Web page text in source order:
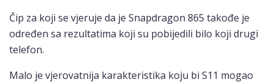
Čip za koji se vjeruje da je Snapdragon 865 takođe je
određen sa rezultatima koji su pobijedili bilo koji drugi
telefon.
Malo je vjerovatnija karakteristika koju bi S11 mogao